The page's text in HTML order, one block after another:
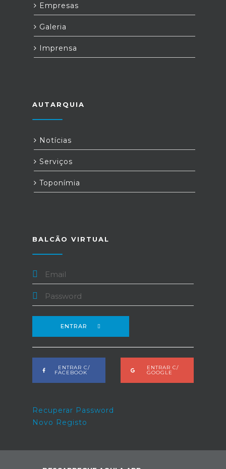
Empresas
Galeria
Imprensa
AUTARQUIA
Notícias
Serviços
Toponímia
BALCÃO VIRTUAL
ENTRAR
ENTRAR C/
FACEBOOK
ENTRAR C/
GOOGLE
Recuperar Password
Novo Registo